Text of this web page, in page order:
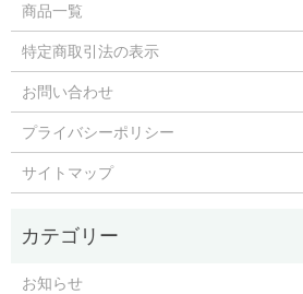
商品一覧
特定商取引法の表示
お問い合わせ
プライバシーポリシー
サイトマップ
お知らせ